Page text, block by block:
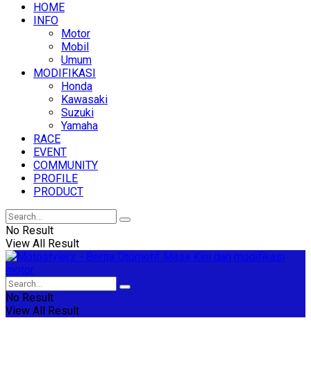
HOME
INFO
Motor
Mobil
Umum
MODIFIKASI
Honda
Kawasaki
Suzuki
Yamaha
RACE
EVENT
COMMUNITY
PROFILE
PRODUCT
No Result
View All Result
No Result
View All Result